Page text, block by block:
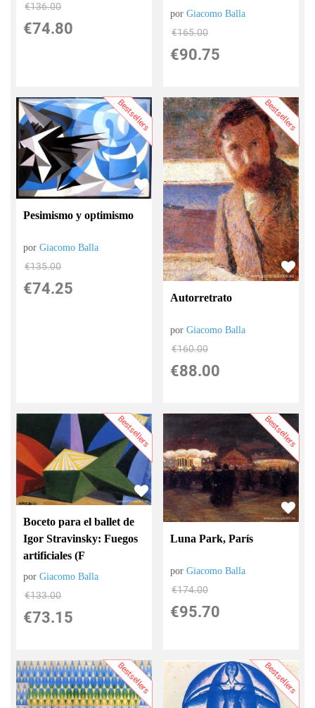
€136.00
€74.80
porGiacomo Balla
€165.00
€90.75
Bestsellers
Pesimismo y optimismo
porGiacomo Balla
€135.00
€74.25
Bestsellers
Autorretrato
porGiacomo Balla
€160.00
€88.00
Bestsellers
Boceto para el ballet de
Igor Stravinsky: Fuegos
artificiales (F
porGiacomo Balla
€133.00
€73.15
Bestsellers
Luna Park, París
porGiacomo Balla
€174.00
€95.70
Bestsellers Bestsellers